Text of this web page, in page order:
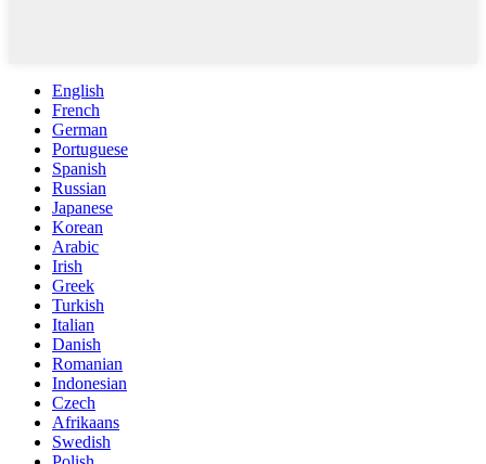
English
French
German
Portuguese
Spanish
Russian
Japanese
Korean
Arabic
Irish
Greek
Turkish
Italian
Danish
Romanian
Indonesian
Czech
Afrikaans
Swedish